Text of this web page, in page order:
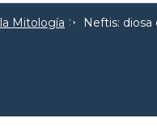
Mitología Neftis: diosa